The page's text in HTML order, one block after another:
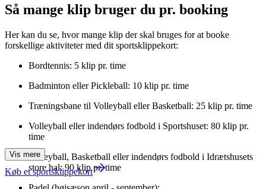
Så mange klip bruger du pr. booking
Her kan du se, hvor mange klip der skal bruges for at booke
forskellige aktiviteter med dit sportsklippekort:
Bordtennis: 5 klip pr. time
Badminton eller Pickleball: 10 klip pr. time
Træningsbane til Volleyball eller Basketball: 25 klip pr. time
Volleyball eller indendørs fodbold i Sportshuset: 80 klip pr.
time
Volleyball, Basketball eller indendørs fodbold i Idrætshusets
store hal: 90 klip pr. time
Vis mere
Køb et sportsklippekort